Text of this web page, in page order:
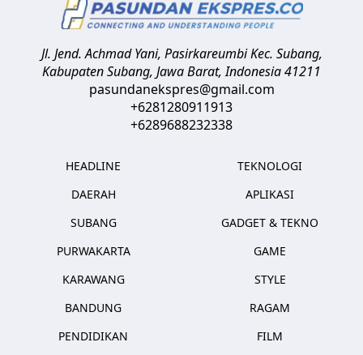
Jl. Jend. Achmad Yani, Pasirkareumbi Kec. Subang,
Kabupaten Subang, Jawa Barat,Indonesia41211
pasundanekspres@gmail.com
+6281280911913
+6289688232338
HEADLINE
DAERAH
SUBANG
PURWAKARTA
KARAWANG
BANDUNG
PENDIDIKAN
TEKNOLOGI
APLIKASI
GADGET & TEKNO
GAME
STYLE
RAGAM
FILM